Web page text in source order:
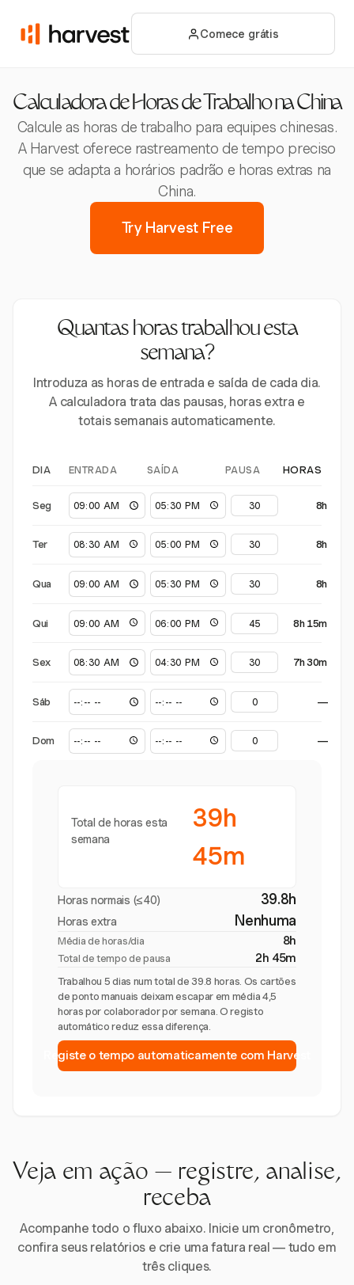
Comece grátis
Calculadora de Horas de Trabalho na China
Calcule as horas de trabalho para equipes chinesas.
A Harvest oferece rastreamento de tempo preciso
que se adapta a horários padrão e horas extras na
China.
Try Harvest Free
Quantas horas trabalhou esta
semana?
Introduza as horas de entrada e saída de cada dia.
A calculadora trata das pausas, horas extra e
totais semanais automaticamente.
DIA ENTRADA SAÍDA PAUSA HORAS
Seg 8h
Ter 8h
Qua 8h
Qui 8h 15m
Sex 7h 30m
Sáb —
Dom —
Total de horas esta
semana
39h
45m
Horas normais (≤40) 39.8h
Horas extra Nenhuma
Média de horas/dia 8h
Total de tempo de pausa 2h 45m
Trabalhou 5 dias num total de 39.8 horas. Os cartões
de ponto manuais deixam escapar em média 4,5
horas por colaborador por semana. O registo
automático reduz essa diferença.
Registe o tempo automaticamente com Harvest
Veja em ação — registre, analise,
receba
Acompanhe todo o fluxo abaixo. Inicie um cronômetro,
confira seus relatórios e crie uma fatura real — tudo em
três cliques.